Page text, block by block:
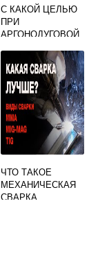
С КАКОЙ ЦЕЛЬЮ
ПРИ
АРГОНОДУГОВОЙ
НЕПЛАВЯЩИМСЯ
ЭЛЕКТРОДОМ
ПРИМЕНЯЮТ
АКТИВИРУЮЩИЕ
ФЛЮСЫ
ЧТО ТАКОЕ
МЕХАНИЧЕСКАЯ
СВАРКА